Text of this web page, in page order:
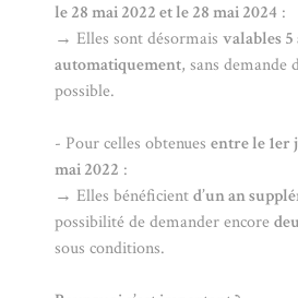
le 28 mai 2022 et le 28 mai 2024 :
→ Elles sont désormais valables 5
automatiquement, sans demande
possible.
- Pour celles obtenues entre le 1er
mai 2022 :
→ Elles bénéficientd’un an
possibilité de demander encore
sous conditions.